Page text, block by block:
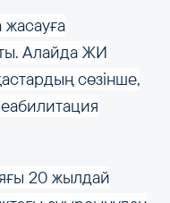
Алайда ЖИ
сөзінше,
20 жылдай